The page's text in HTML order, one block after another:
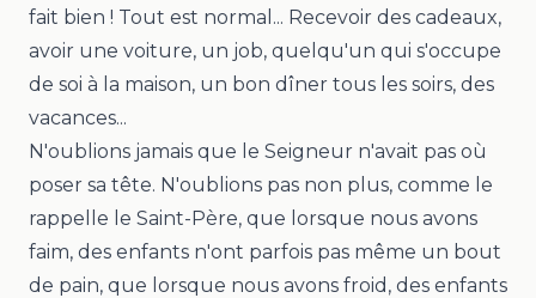
fait bien ! Tout est normal... Recevoir des cadeaux,
avoir une voiture, un job, quelqu'un qui s'occupe
de soi à la maison, un bon dîner tous les soirs, des
vacances...
N'oublions jamais que le Seigneur n'avait pas où
poser sa tête. N'oublions pas non plus, comme le
rappelle le Saint-Père, que lorsque nous avons
faim, des enfants n'ont parfois pas même un bout
de pain, que lorsque nous avons froid, des enfants